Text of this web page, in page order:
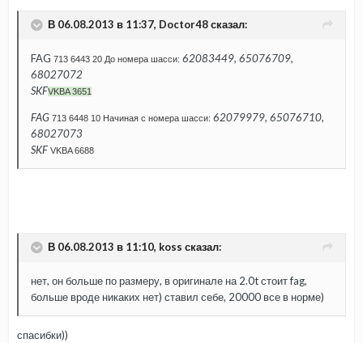
В 06.08.2013 в 11:37, Doctor48 сказал:
FAG 713 6443 20 До номера шасси: 62083449, 65076709,
68027072
SKFVKBA 3651
FAG 713 6448 10 Начиная с номера шасси: 62079979, 65076710,
68027073
SKF VKBA 6688
В 06.08.2013 в 11:10, koss сказал:
нет, он больше по размеру, в оригинале на 2.0t стоит fag,
больше вроде никаких нет) ставил себе, 20000 все в норме)
спасибки))